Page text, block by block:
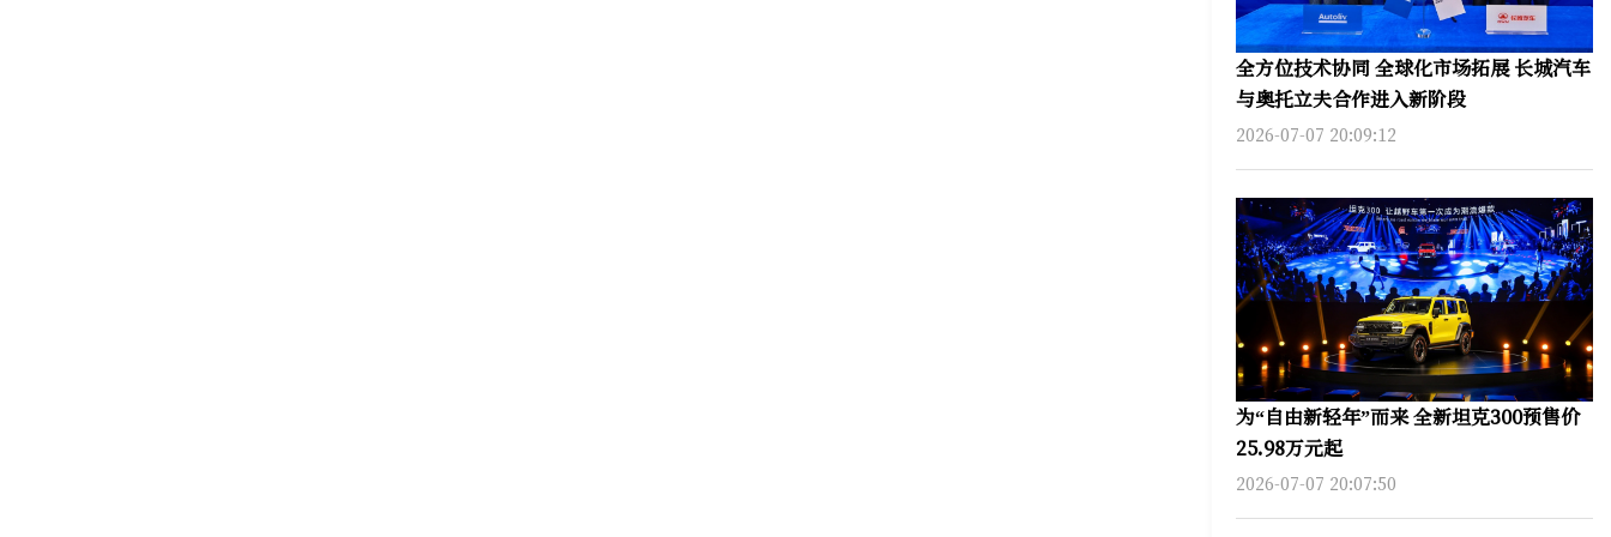
全方位技术协同 全球化市场拓展 长城汽车
与奥托立夫合作进入新阶段
2026-07-07 20:09:12
为“自由新轻年”而来 全新坦克300预售价
25.98万元起
2026-07-07 20:07:50